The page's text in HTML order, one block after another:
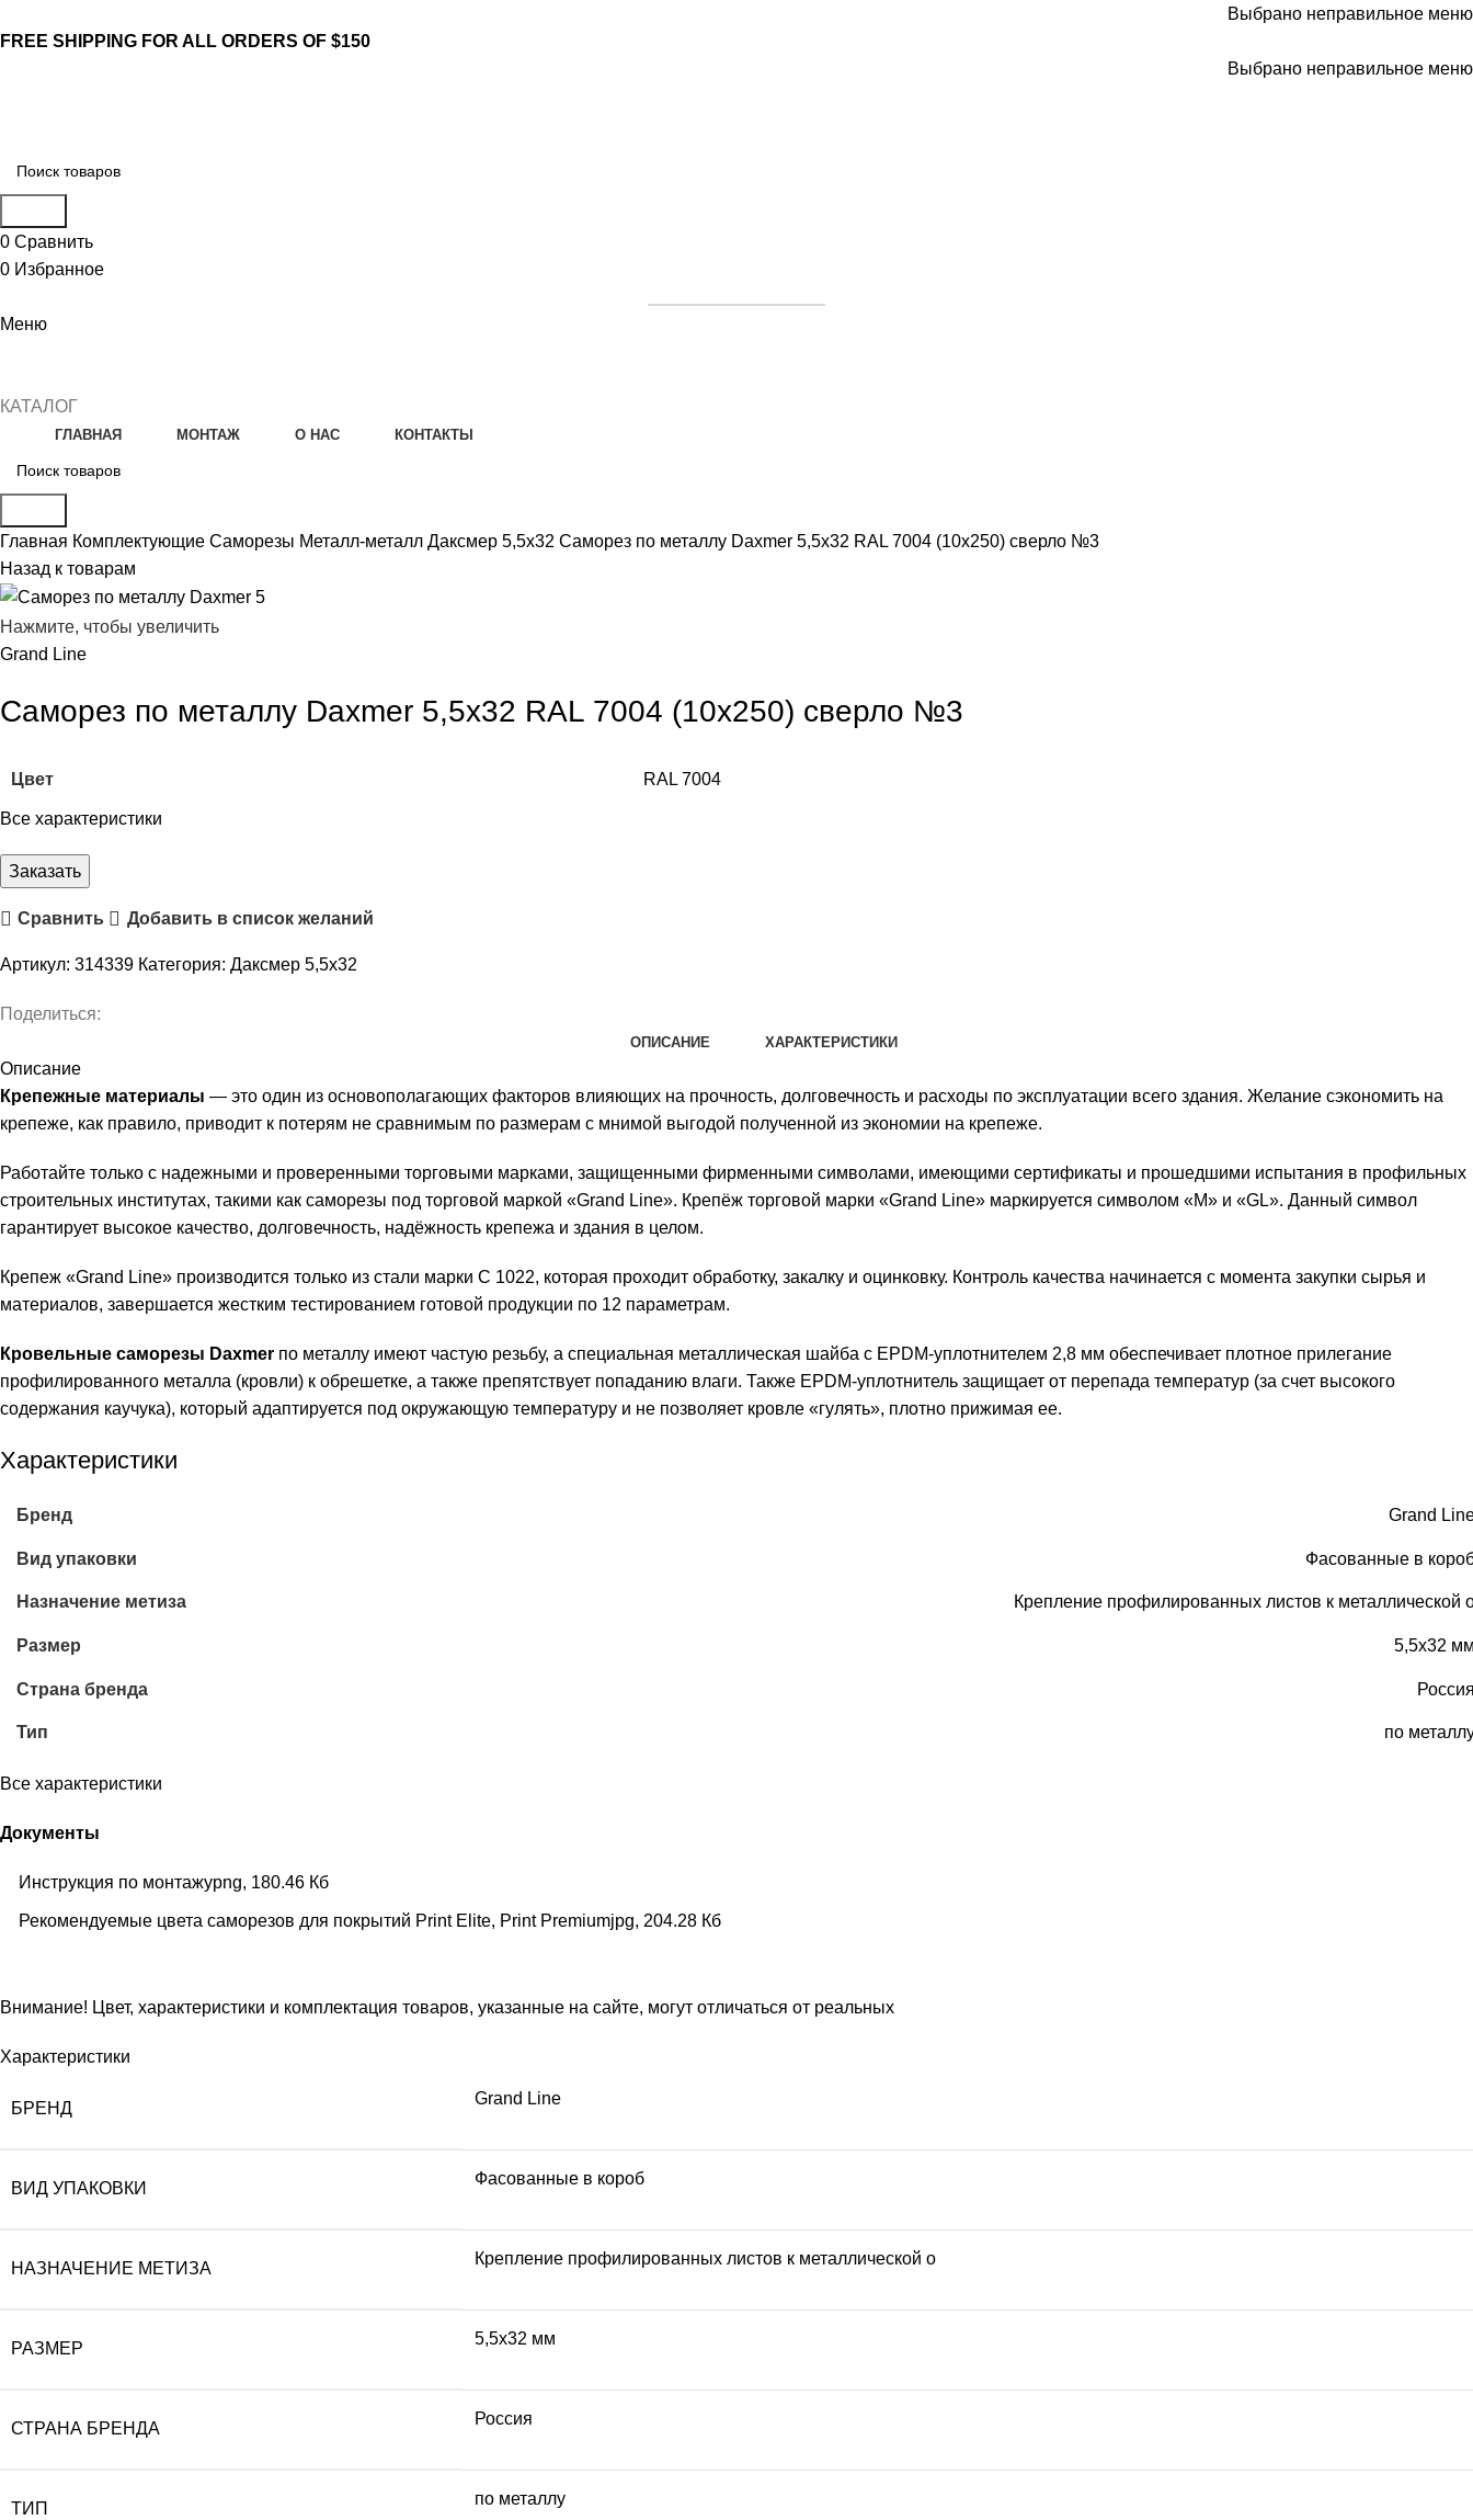
Выбрано неправильное меню
FREE SHIPPING FOR ALL ORDERS OF $150
Выбрано неправильное меню
0 Сравнить
0 Избранное
Меню
КАТАЛОГ
ГЛАВНАЯ МОНТАЖ О НАС КОНТАКТЫ
Главная Комплектующие Саморезы Металл-металл Даксмер 5,5х32 Саморез по металлу Daxmer 5,5х32 RAL 7004 (10х250) сверло №3
Назад к товарам
Нажмите, чтобы увеличить
Grand Line
Саморез по металлу Daxmer 5,5х32 RAL 7004 (10х250) сверло №3
Цвет RAL 7004
Все характеристики
Заказать
Сравнить Добавить в список желаний
Артикул: 314339 Категория: Даксмер 5,5х32
Поделиться:
ОПИСАНИЕ ХАРАКТЕРИСТИКИ
Описание
Крепежные материалы — это один из основополагающих факторов влияющих на прочность, долговечность и расходы по эксплуатации всего здания. Желание сэкономить на
крепеже, как правило, приводит к потерям не сравнимым по размерам с мнимой выгодой полученной из экономии на крепеже.
Работайте только с надежными и проверенными торговыми марками, защищенными фирменными символами, имеющими сертификаты и прошедшими испытания в профильных
строительных институтах, такими как саморезы под торговой маркой «Grand Line». Крепёж торговой марки «Grand Line» маркируется символом «М» и «GL». Данный символ
гарантирует высокое качество, долговечность, надёжность крепежа и здания в целом.
Крепеж «Grand Line» производится только из стали марки С 1022, которая проходит обработку, закалку и оцинковку. Контроль качества начинается с момента закупки сырья и
материалов, завершается жестким тестированием готовой продукции по 12 параметрам.
Кровельные саморезы Daxmer по металлу имеют частую резьбу, а специальная металлическая шайба с ЕРDМ-уплотнителем 2,8 мм обеспечивает плотное прилегание
профилированного металла (кровли) к обрешетке, а также препятствует попаданию влаги. Также ЕРDМ-уплотнитель защищает от перепада температур (за счет высокого
содержания каучука), который адаптируется под окружающую температуру и не позволяет кровле «гулять», плотно прижимая ее.
Характеристики
Бренд Grand
Вид упаковки Фасованные в
Назначение метиза Крепление профилированных листов к металлической
Размер 5,5х32
Страна бренда
Тип по
Все характеристики
Документы
Инструкция по монтажуpng, 180.46 Кб
Рекомендуемые цвета саморезов для покрытий Print Elite, Print Premiumjpg, 204.28 Кб
Внимание! Цвет, характеристики и комплектация товаров, указанные на сайте, могут отличаться от реальных
Характеристики
БРЕНД
Grand Line
ВИД УПАКОВКИ
Фасованные в короб
НАЗНАЧЕНИЕ МЕТИЗА
Крепление профилированных листов к металлической о
РАЗМЕР
5,5х32 мм
СТРАНА БРЕНДА
Россия
ТИП
по металлу